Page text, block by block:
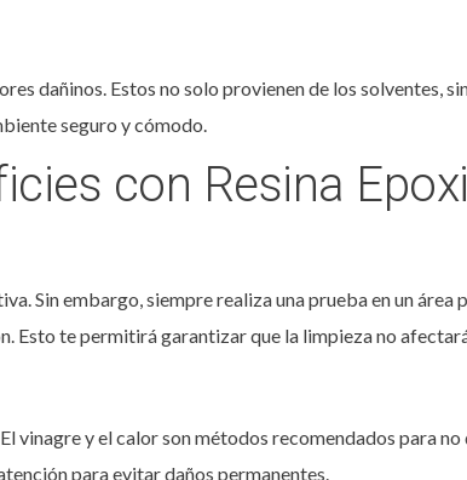
dañinos. Estos no solo provienen de los solventes,
seguro y cómodo.
con Resina Epoxi
Sin embargo, siempre realiza una prueba en un área
Esto te permitirá garantizar que la limpieza no
vinagre y el calor son métodos recomendados para
para evitar daños permanentes.